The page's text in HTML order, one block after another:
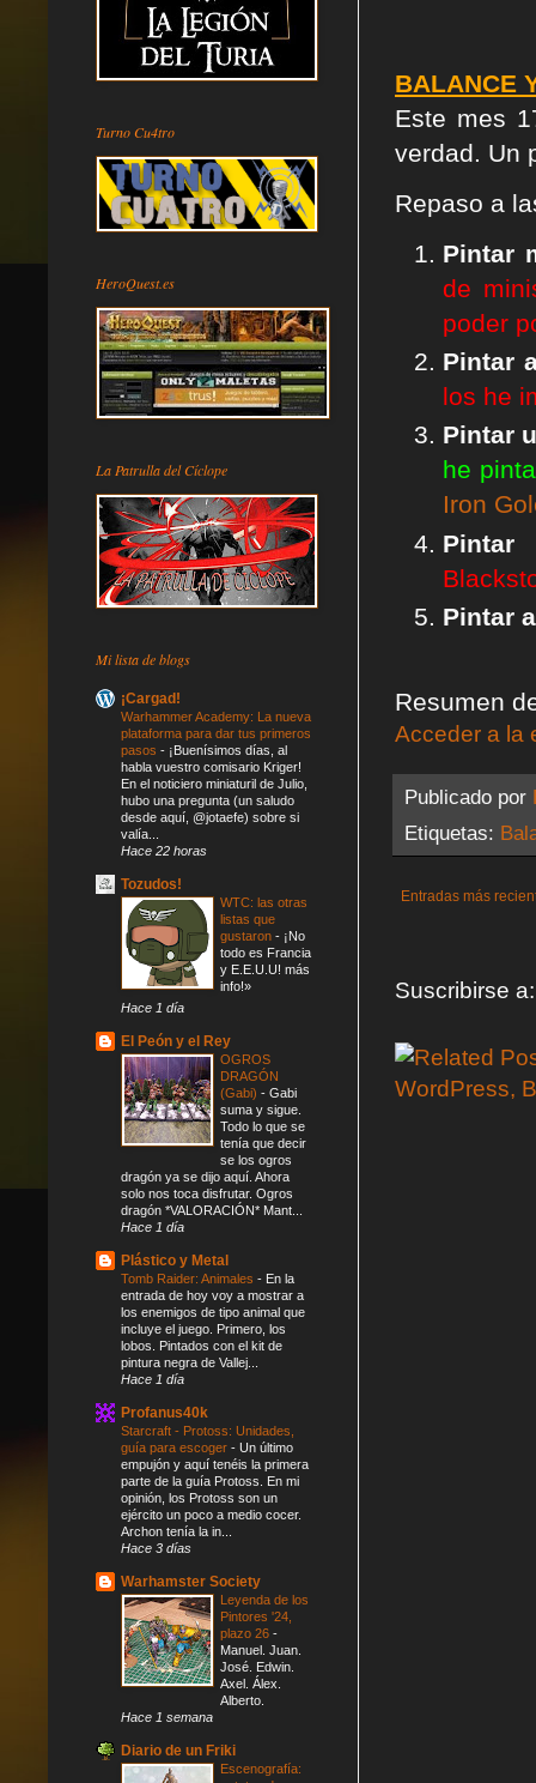
BALANCE
Este mes
verdad. Un
Repaso a
Pintar
de
poder
Pintar
los he
Pintar
he
Iron
Pintar
Pintar
Resumen
Acceder a la
Publicado por
Etiquetas:
Entradas más
Suscribirse
Turno Cu4tro
HeroQuest.es
La Patrulla del Cíclope
Mi lista de blogs
¡Cargad!
Warhammer Academy: La nueva
plataforma para dar tus primeros
pasos - ¡Buenísimos días, al
habla vuestro comisario Kriger!
En el noticiero miniaturil de Julio,
hubo una pregunta (un saludo
desde aquí, @jotaefe) sobre si
valía...
Hace 22 horas
Tozudos!
WTC: las otras
listas que
gustaron - ¡No
todo es Francia
y E.E.U.U! más
info!»
Hace 1 día
El Peón y el Rey
OGROS
DRAGÓN
(Gabi) - Gabi
suma y sigue.
Todo lo que se
tenía que decir
se los ogros
dragón ya se dijo aquí. Ahora
solo nos toca disfrutar. Ogros
dragón *VALORACIÓN* Mant...
Hace 1 día
Plástico y Metal
Tomb Raider: Animales - En la
entrada de hoy voy a mostrar a
los enemigos de tipo animal que
incluye el juego. Primero, los
lobos. Pintados con el kit de
pintura negra de Vallej...
Hace 1 día
Profanus40k
Starcraft - Protoss: Unidades,
guía para escoger - Un último
empujón y aquí tenéis la primera
parte de la guía Protoss. En mi
opinión, los Protoss son un
ejército un poco a medio cocer.
Archon tenía la in...
Hace 3 días
Warhamster Society
Leyenda de los
Pintores '24,
plazo 26 -
Manuel. Juan.
José. Edwin.
Axel. Álex.
Alberto.
Hace 1 semana
Diario de un Friki
Escenografía: